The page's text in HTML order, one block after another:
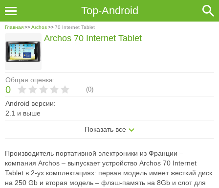
Top-Android
Главная>>Archos>>70 Internet Tablet
Общая оценка:
0 (0)
Android версии:
2.1 и выше
Показать все
Archos 70 Internet Tablet
Производитель портативной электроники из Франции –
компания Archos – выпускает устройство Archos 70 Internet
Tablet в 2-ух комплектациях: первая модель имеет жесткий диск
на 250 Gb и вторая модель – флэш-память на 8Gb и слот для